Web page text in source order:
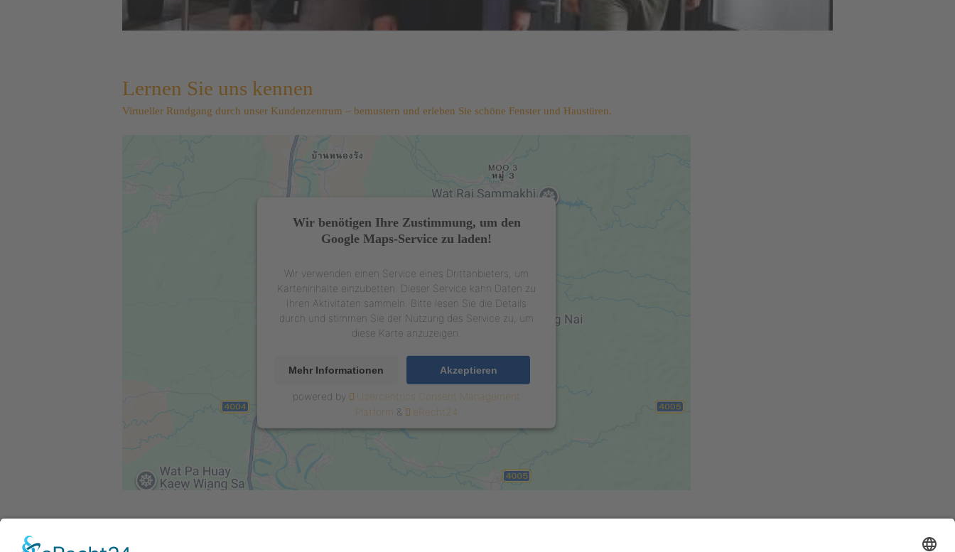
Lernen Sie uns kennen
Virtueller Rundgang durch unser Kundenzentrum – bemustern und erleben Sie schöne Fenster und Haustüren.
Wir benötigen Ihre Zustimmung, um den
Google Maps-Service zu laden!
Wir verwenden einen Service eines Drittanbieters, um
Karteninhalte einzubetten. Dieser Service kann Daten zu
Ihren Aktivitäten sammeln. Bitte lesen Sie die Details
durch und stimmen Sie der Nutzung des Service zu, um
diese Karte anzuzeigen.
Mehr Informationen Akzeptieren
powered by
Usercentrics Consent Management
Platform & eRecht24